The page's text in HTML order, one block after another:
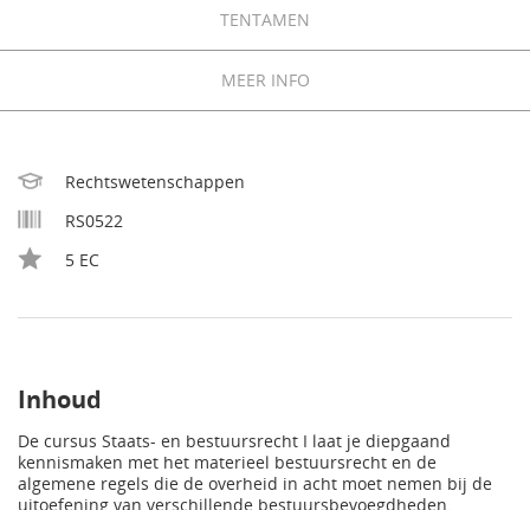
TENTAMEN
MEER INFO
Rechtswetenschappen
RS0522
5 EC
Inhoud
De cursus Staats- en bestuursrecht I laat je diepgaand
kennismaken met het materieel bestuursrecht en de
algemene regels die de overheid in acht moet nemen bij de
uitoefening van verschillende bestuursbevoegdheden.